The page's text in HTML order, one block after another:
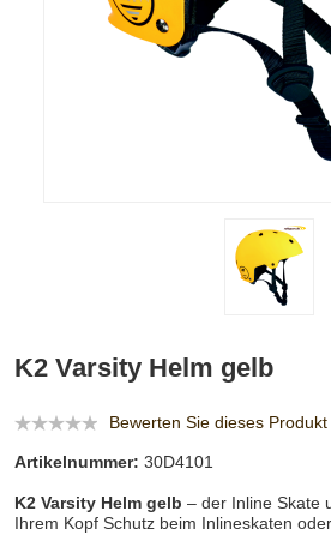
K2 Varsity Helm gelb
Bewerten Sie dieses
Artikelnummer: 30D4101
K2 Varsity Helm gelb – der Inline Skate
Ihrem Kopf Schutz beim Inlineskaten